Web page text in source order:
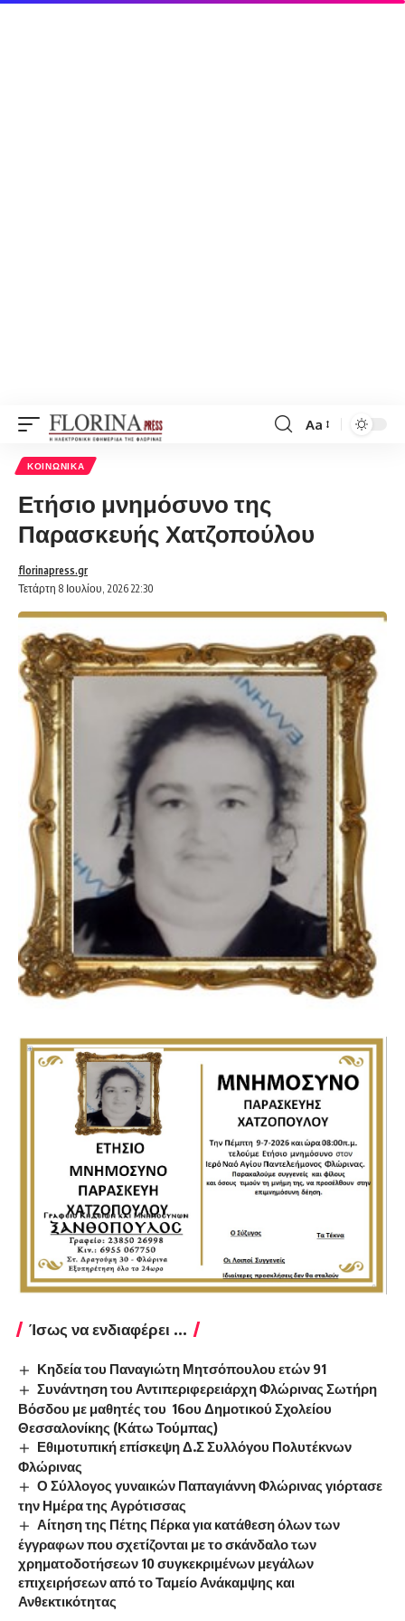
Font
Aa
ΚΟΙΝΩΝΙΚΆ
Ετήσιο μνημόσυνο της
Παρασκευής Χατζοπούλου
Τετάρτη 8 Ιουλίου, 2026 22:30
florinapress.gr
Ίσως να ενδιαφέρει ...
Κηδεία του Παναγιώτη Μητσόπουλου ετών 91
Συνάντηση του Αντιπεριφερειάρχη Φλώρινας Σωτήρη
Βόσδου με μαθητές του 16ου Δημοτικού Σχολείου
Θεσσαλονίκης (Κάτω Τούμπας)
Εθιμοτυπική επίσκεψη Δ.Σ Συλλόγου Πολυτέκνων
Φλώρινας
Ο Σύλλογος γυναικών Παπαγιάννη Φλώρινας γιόρτασε
την Ημέρα της Αγρότισσας
Αίτηση της Πέτης Πέρκα για κατάθεση όλων των
έγγραφων που σχετίζονται με το σκάνδαλο των
χρηματοδοτήσεων 10 συγκεκριμένων μεγάλων
επιχειρήσεων από το Ταμείο Ανάκαμψης και
Ανθεκτικότητας